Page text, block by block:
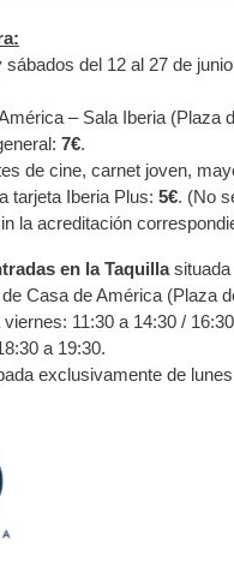
sábados del 12 al 27 de
– Sala Iberia (Plaza
7€.
de cine, carnet joven,
tarjeta Iberia Plus: 5€. (No
la acreditación
en la Taquilla
Casa de América (Plaza
11:30 a 14:30 /
a 19:30.
exclusivamente de